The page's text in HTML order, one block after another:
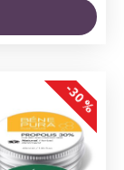
-30 %